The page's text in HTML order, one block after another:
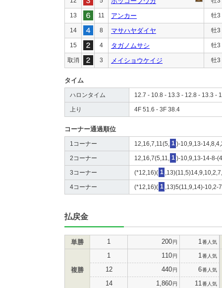
13 11 アンカー 牡3
14 8 マサハヤダイヤ 牡3
15 4 タガノムサシ 牡3
取消 3 メイショウケイジ 牡3
タイム
ハロンタイム 12.7 - 10.8 - 13.3 - 12.8 - 13.3 -
上り 4F 51.6 - 3F 38.4
コーナー通過順位
1コーナー 12,16,7,11(5, 1 )-10,9,13-
2コーナー 12,16,7(5,11, 1 )-10,9,13-14-8-
3コーナー (*12,16)( 1
4コーナー (*12,16)( 1 ,13)5(11,9,14)-10,2-
払戻金
単勝 1 200円 1 番人気
複勝
1 110円 1 番人気
12 440円 6番人気
14 1,860円 11 番人気